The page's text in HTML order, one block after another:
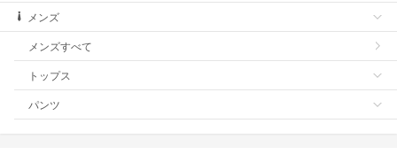
メンズ
メンズすべて
トップス
パンツ